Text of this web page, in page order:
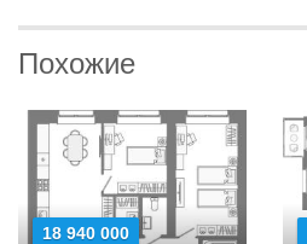
Похожие
18 940 000